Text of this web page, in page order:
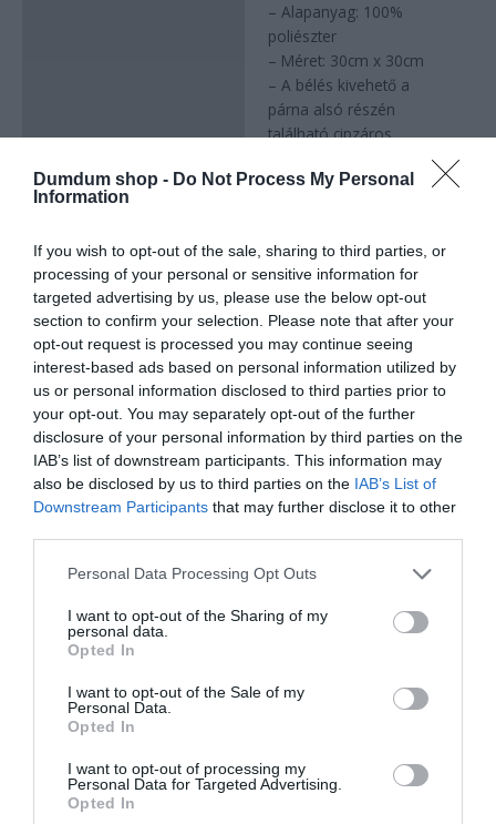
Dumdum shop - Do Not Process My Personal
Information
If you wish to opt-out of the sale, sharing to third parties, or
processing of your personal or sensitive information for
targeted advertising by us, please use the below opt-out
section to confirm your selection. Please note that after your
opt-out request is processed you may continue seeing
interest-based ads based on personal information utilized by
us or personal information disclosed to third parties prior to
your opt-out. You may separately opt-out of the further
disclosure of your personal information by third parties on the
IAB’s list of downstream participants. This information may
also be disclosed by us to third parties on the IAB’s List of
Downstream Participants that may further disclose it to other
Please note that this website/app uses one or more Google
not limited to your visit or usage behaviour. You may click to
grant or deny consent to Google and its third-party tags to
use your data for below specified purposes in below Google
consent section.
Personal Data Processing Opt Outs
I want to opt-out of the Sharing of my
personal data.
Opted In
I want to opt-out of the Sale of my
Personal Data.
Opted In
I want to opt-out of processing my
Personal Data for Targeted Advertising.
Opted In
– Alapanyag: 100%
poliészter
– Méret: 30cm x 30cm
– A bélés kivehető a
párna alsó részén
található cipzáros
– A huzat mosható max.
Kapcsolódó termékek
Otthon, háztartás
POÉNOS PÁRNA
TERMÉKKÉP
4.000
Párna
PÁRNA TREMÉKKÉP
/
5